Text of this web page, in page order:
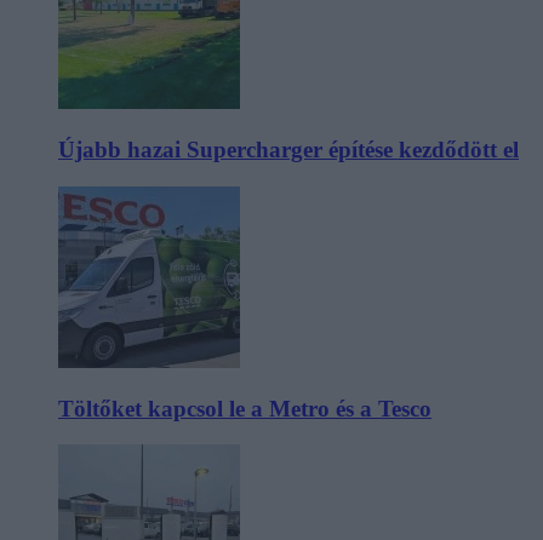
Újabb hazai Supercharger építése kezdődött el
Töltőket kapcsol le a Metro és a Tesco